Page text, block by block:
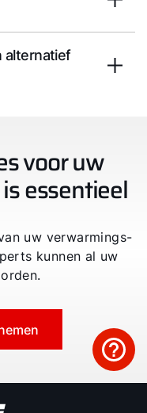
alternatief
voor uw
essentieel
uw verwarmings-
kunnen al uw